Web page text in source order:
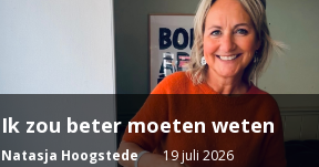
Ik zou beter moeten weten
Natasja Hoogstede 19 juli 2026